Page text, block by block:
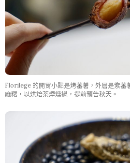
Florilege 的開胃小點是烤蕃薯，外層是紫蕃
麻糬，以烘焙茶煙燻過，提前預告秋天。